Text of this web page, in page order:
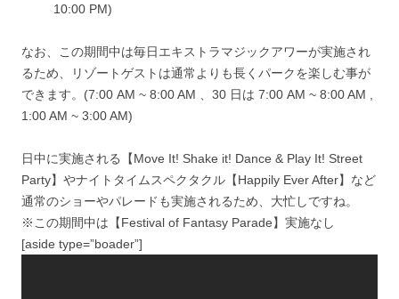
10:00 PM)
なお、この期間中は毎日エキストラマジックアワーが実施され
るため、リゾートゲストは通常よりも長くパークを楽しむ事が
できます。(7:00 AM ~ 8:00 AM 、30 日は 7:00 AM ~ 8:00 AM ,
1:00 AM ~ 3:00 AM)
日中に実施される【Move It! Shake it! Dance & Play It! Street
Party】やナイトタイムスペクタクル【Happily Ever After】など
通常のショーやパレードも実施されるため、大忙しですね。
※この期間中は【Festival of Fantasy Parade】実施なし
[aside type=”boader”]